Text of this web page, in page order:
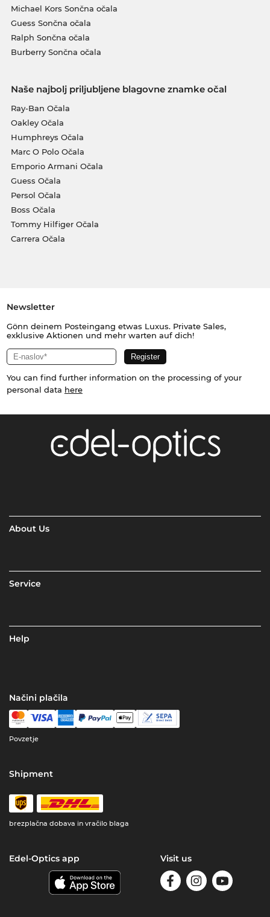
Michael Kors Sončna očala
Guess Sončna očala
Ralph Sončna očala
Burberry Sončna očala
Naše najbolj priljubljene blagovne znamke očal
Ray-Ban Očala
Oakley Očala
Humphreys Očala
Marc O Polo Očala
Emporio Armani Očala
Guess Očala
Persol Očala
Boss Očala
Tommy Hilfiger Očala
Carrera Očala
Newsletter
Gönn deinem Posteingang etwas Luxus. Private Sales,
exklusive Aktionen und mehr warten auf dich!
You can find further information on the processing of your
personal data here
About Us
Service
Help
Načini plačila
Povzetje
Shipment
brezplačna dobava in vračilo blaga
Edel-Optics app Visit us